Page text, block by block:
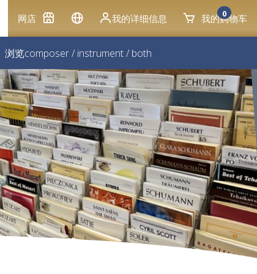
网店 我的详细信息 我的购物车
0
浏览composer/ instrument/ both